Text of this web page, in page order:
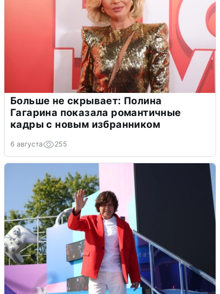
Больше не скрывает: Полина
Гагарина показала романтичные
кадры с новым избранником
6 августа 255